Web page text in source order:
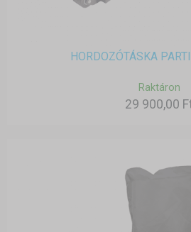
HORDOZÓTÁSKA
Raktáron
29 900,00